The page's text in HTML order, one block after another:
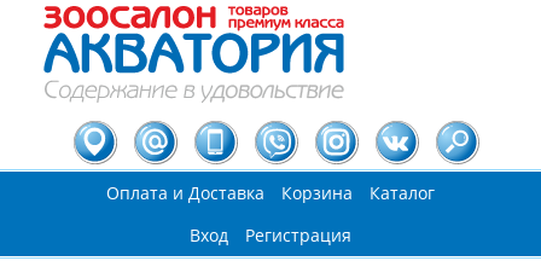
Оплата и Доставка Корзина
Каталог
Вход
Регистрация